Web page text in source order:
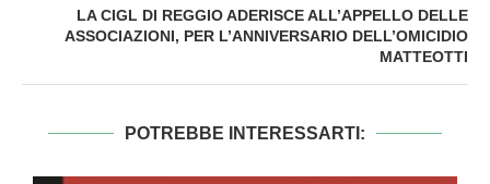
LA CIGL DI REGGIO ADERISCE ALL’APPELLO DELLE
ASSOCIAZIONI, PER L’ANNIVERSARIO DELL’OMICIDIO
MATTEOTTI
POTREBBE INTERESSARTI: